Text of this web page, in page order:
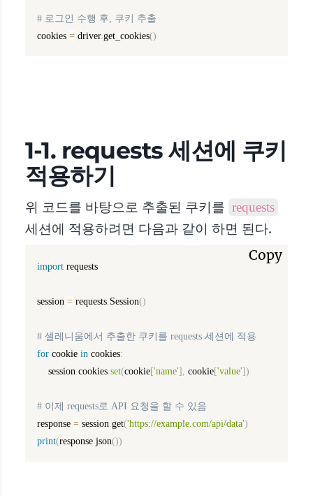
# 로그인 수행 후, 쿠키 추출
cookies = driver.get_cookies()
1-1. requests 세션에 쿠키
적용하기
위 코드를 바탕으로 추출된 쿠키를 requests
세션에 적용하려면 다음과 같이 하면 된다.
import requests
session = requests.Session()
# 셀레니움에서 추출한 쿠키를 requests 세션에 적용
for cookie in cookies:
    session
.cookies.set(cookie['name'], cookie['value'])
# 이제 requests로 API 요청을 할 수 있음
response = session.get('https://example.com/api/data')
print(response.json())
Copy